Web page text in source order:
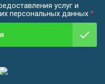
услуг и
персональных данных *